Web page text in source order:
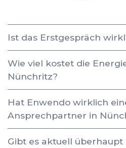
Ist das Erstgespräch
Wie viel kostet die
Nünchritz?
Hat Enwendo wirklich
Ansprechpartner in
Gibt es aktuell